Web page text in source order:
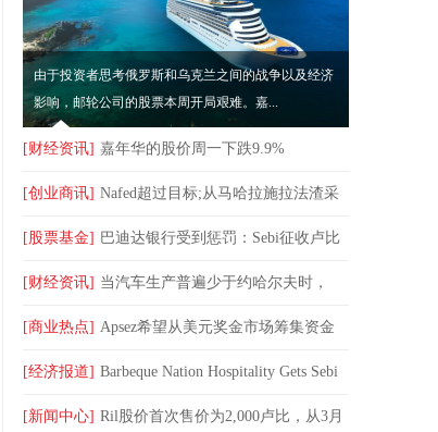
由于投资者思考俄罗斯和乌克兰之间的战争以及经济
影响，邮轮公司的股票本周开局艰难。嘉...
[财经资讯] 嘉年华的股价周一下跌9.9%
[创业商讯] Nafed超过目标;从马哈拉施拉法渣采
购86,000吨洋葱
[股票基金] 巴迪达银行受到惩罚：Sebi征收卢比
的净卢比，为相互基金的基础
[财经资讯] 当汽车生产普遍少于约哈尔夫时，
Maruti Suzuki股价跌幅超过1.5％
[商业热点] Apsez希望从美元奖金市场筹集资金
[经济报道] Barbeque Nation Hospitality Gets Sebi
进入FloTipo
[新闻中心] Ril股价首次售价为2,000卢比，从3月